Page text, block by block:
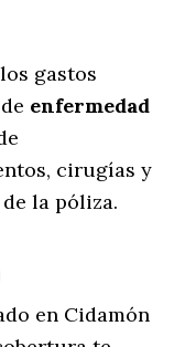
gastos
enfermedad
cirugías y
la póliza.
en Cidamón